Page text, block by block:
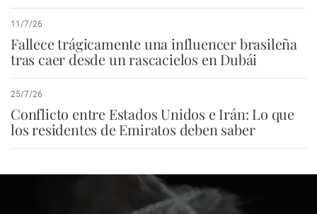
11/7/26
Fallece trágicamente una influencer brasileña
tras caer desde un rascacielos en Dubái
25/7/26
Conflicto entre Estados Unidos e Irán: Lo que
los residentes de Emiratos deben saber